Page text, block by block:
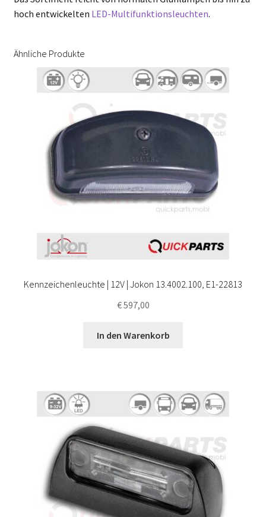
hoch entwickelten LED-Multifunktionsleuchten.
Ähnliche Produkte
Kennzeichenleuchte | 12V | Jokon 13.4002.100, E1-22813
€597,00
In den Warenkorb